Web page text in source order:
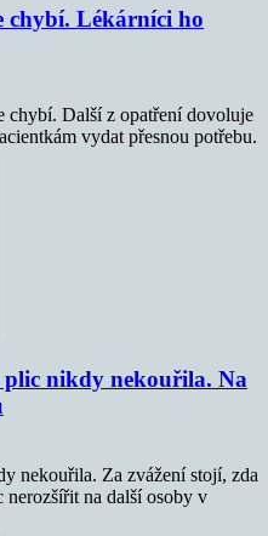
chybí. Lékárníci ho
chybí. Další z opatření dovoluje
vydat přesnou potřebu.
plic nikdy nekouřila. Na
nekouřila. Za zvážení stojí, zda
na další osoby v